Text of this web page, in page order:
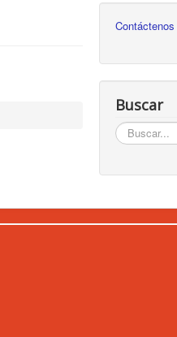
Contáctenos
Buscar
Buscar...